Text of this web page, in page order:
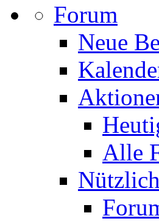
Forum
Neue
Alle